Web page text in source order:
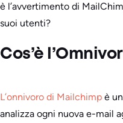
è l’avvertimento di
suoi utenti?
Cos’è
L’onnivoro di Mailchimp è
analizza ogni nuova e-mail